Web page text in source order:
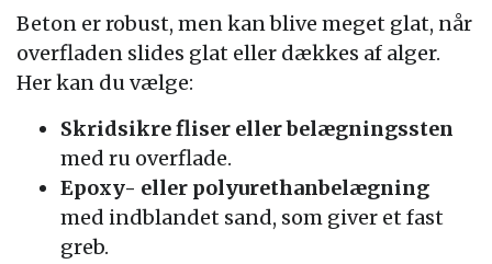
Beton er robust, men kan blive meget glat, når
overfladen slides glat eller dækkes af alger.
Her kan du vælge:
Skridsikre fliser eller belægningssten
med ru overflade.
Epoxy- eller polyurethanbelægning
med indblandet sand, som giver et fast
greb.